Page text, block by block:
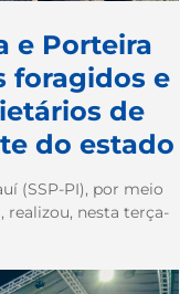
e Porteira
foragidos e
de
do estado
(SSP-PI), por meio
realizou, nesta terça-